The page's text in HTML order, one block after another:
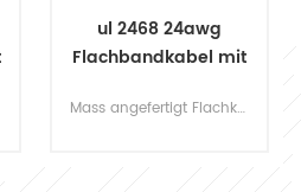
ul 2651
flachbandkabel
Universal- IDC-Flachbandkabel Kontaktieren Sie uns für die kostenlosen Muster auf Lager, um die Qualität zu überprüfen oder als Ihr Design anzupassen.